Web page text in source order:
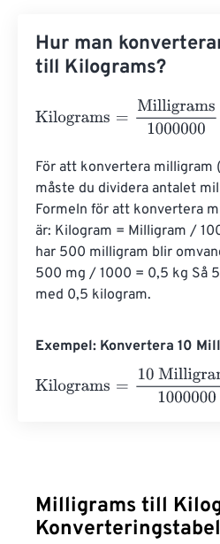
Hur man
till Kilograms?
Kilograms Milligrams
För att konvertera milligram
måste du dividera antalet
Formeln för att konvertera
är: Kilogram = Milligram /
har 500 milligram blir
500 mg / 1000 = 0,5 kg Så
med 0,5 kilogram.
Exempel: Konvertera 10
Kilograms
10 Milligrams
Milligrams till